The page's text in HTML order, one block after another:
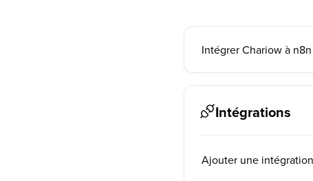
Intégrer Chariow à n8n
Intégrations
Ajouter une